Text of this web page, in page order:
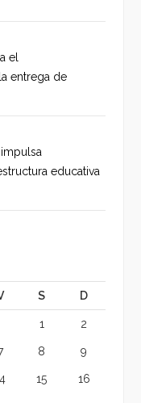
el
entrega de
educativa
S D
1 2
8 9
15 16